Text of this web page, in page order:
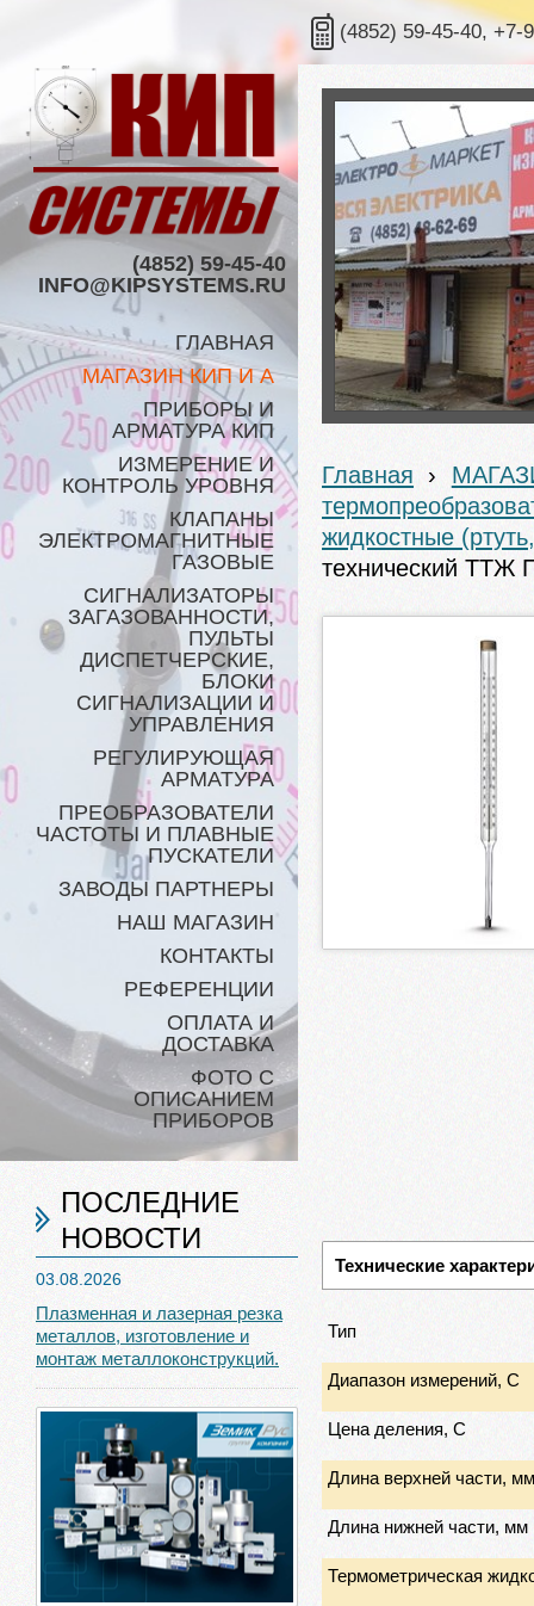
(4852) 59-45-40, +7-
(4852) 59-45-40
INFO@KIPSYSTEMS.RU
ГЛАВНАЯ
МАГАЗИН КИП И А
ПРИБОРЫ И
АРМАТУРА КИП
ИЗМЕРЕНИЕ И
КОНТРОЛЬ УРОВНЯ
КЛАПАНЫ
ЭЛЕКТРОМАГНИТНЫЕ
ГАЗОВЫЕ
СИГНАЛИЗАТОРЫ
ЗАГАЗОВАННОСТИ,
ПУЛЬТЫ
ДИСПЕТЧЕРСКИЕ,
БЛОКИ
СИГНАЛИЗАЦИИ И
УПРАВЛЕНИЯ
РЕГУЛИРУЮЩАЯ
АРМАТУРА
ПРЕОБРАЗОВАТЕЛИ
ЧАСТОТЫ И ПЛАВНЫЕ
ПУСКАТЕЛИ
ЗАВОДЫ ПАРТНЕРЫ
НАШ МАГАЗИН
КОНТАКТЫ
РЕФЕРЕНЦИИ
ОПЛАТА И
ДОСТАВКА
ФОТО С
ОПИСАНИЕМ
ПРИБОРОВ
ПОСЛЕДНИЕ
НОВОСТИ
03.08.2026
Плазменная и лазерная резка
металлов, изготовление и
монтаж металлоконструкций.
Главная ›
жидкостные
технический ТТЖ
Технические
Тип
Диапазон измерений, С
Цена деления, С
Длина верхней части, мм
Длина нижней части, мм
Термометрическая